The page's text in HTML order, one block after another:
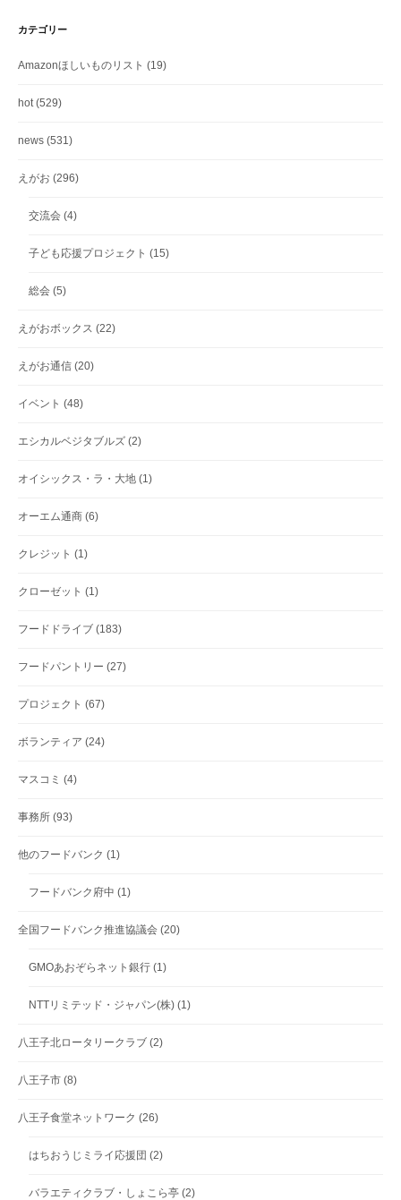
カテゴリー
Amazonほしいものリスト (19)
hot (529)
news (531)
えがお (296)
交流会 (4)
子ども応援プロジェクト (15)
総会 (5)
えがおボックス (22)
えがお通信 (20)
イベント (48)
エシカルベジタブルズ (2)
オイシックス・ラ・大地 (1)
オーエム通商 (6)
クレジット (1)
クローゼット (1)
フードドライブ (183)
フードパントリー (27)
プロジェクト (67)
ボランティア (24)
マスコミ (4)
事務所 (93)
他のフードバンク (1)
フードバンク府中 (1)
全国フードバンク推進協議会 (20)
GMOあおぞらネット銀行 (1)
NTTリミテッド・ジャパン(株) (1)
八王子北ロータリークラブ (2)
八王子市 (8)
八王子食堂ネットワーク (26)
はちおうじミライ応援団 (2)
バラエティクラブ・しょこら亭 (2)